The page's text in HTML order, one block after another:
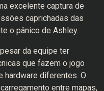
excelente captura de
caprichadas das
o pânico de Ashley.
da equipe ter
que fazem o jogo
hardware diferentes. O
entre mapas,